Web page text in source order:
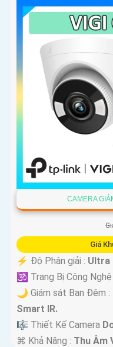
CAMERA
Giá
️⚡ Độ Phân giải : Ultra
🕉️ Trang Bị Công Nghệ
🌙 Giám sát Ban Đêm :
Smart IR.
🎼️ Thiết Kế Camera
️⌘ Khả Năng : Thu Âm